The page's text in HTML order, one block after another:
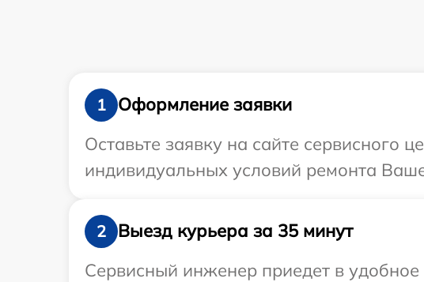
1
Оформление заявки
Оставьте заявку на сайте сервисного
индивидуальных условий ремонта
2
Выезд курьера за 35 минут
Сервисный инженер приедет в